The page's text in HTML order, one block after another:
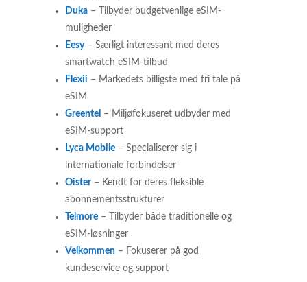
Duka– Tilbyder budgetvenlige eSIM-
muligheder
Eesy– Særligt interessant med deres
smartwatch eSIM-tilbud
Flexii – Markedets billigste med fri tale på
eSIM
Greentel – Miljøfokuseret udbyder med
eSIM-support
Lyca Mobile– Specialiserer sig i
internationale forbindelser
Oister – Kendt for deres fleksible
abonnementsstrukturer
Telmore– Tilbyder både traditionelle og
eSIM-løsninger
Velkommen– Fokuserer på god
kundeservice og support